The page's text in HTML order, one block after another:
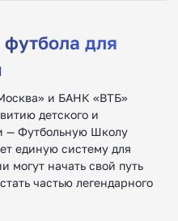
для
и БАНК «ВТБ»
детского и
— Футбольную Школу
единую систему для
могут начать свой путь
частью легендарного